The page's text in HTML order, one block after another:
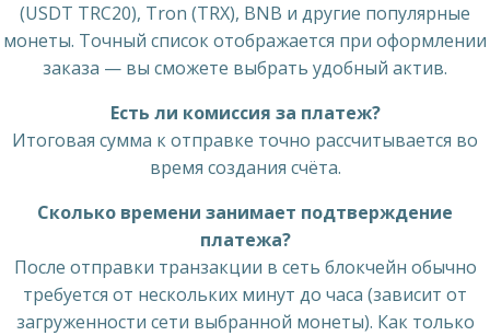
(USDT TRC20), Tron (TRX), BNB и другие популярные
монеты. Точный список отображается при оформлении
заказа — вы сможете выбрать удобный актив.
Есть ли комиссия за платеж?
Итоговая сумма к отправке точно рассчитывается во
время создания счёта.
Сколько времени занимает подтверждение
платежа?
После отправки транзакции в сеть блокчейн обычно
требуется от нескольких минут до часа (зависит от
загруженности сети выбранной монеты). Как только